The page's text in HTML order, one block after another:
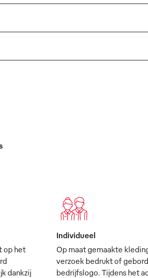
op het
dankzij
Individueel
Op maat gemaakte
verzoek bedrukt of
bedrijfslogo. Tijdens het